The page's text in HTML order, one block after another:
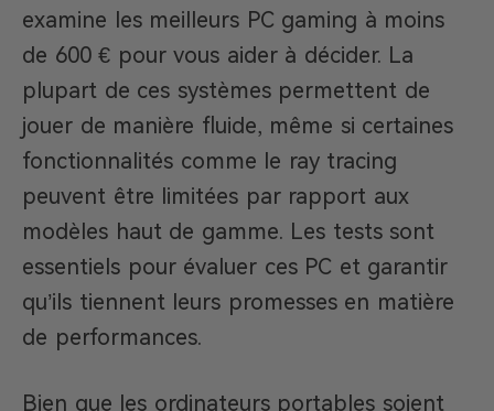
examine les meilleurs PC gaming à moins
de 600 € pour vous aider à décider. La
plupart de ces systèmes permettent de
jouer de manière fluide, même si certaines
fonctionnalités comme le ray tracing
peuvent être limitées par rapport aux
modèles haut de gamme. Les tests sont
essentiels pour évaluer ces PC et garantir
qu’ils tiennent leurs promesses en matière
de performances.
Bien que les ordinateurs portables soient